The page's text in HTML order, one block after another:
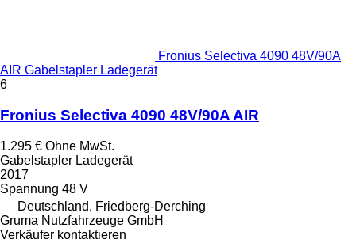
Fronius Selectiva 4090 48V/90A
AIR Gabelstapler Ladegerät
6
Fronius Selectiva 4090 48V/90A AIR
1.295 € Ohne MwSt.
Gabelstapler Ladegerät
2017
Spannung 48 V
Deutschland, Friedberg-Derching
Gruma Nutzfahrzeuge GmbH
Verkäufer kontaktieren